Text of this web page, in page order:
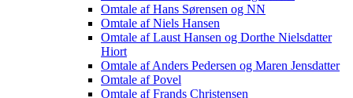
Omtale af Hans Sørensen og NN
Omtale af Niels Hansen
Omtale af Laust Hansen og Dorthe Nielsdatter
Hiort
Omtale af Anders Pedersen og Maren Jensdatter
Omtale af Povel
Omtale af Frands Christensen